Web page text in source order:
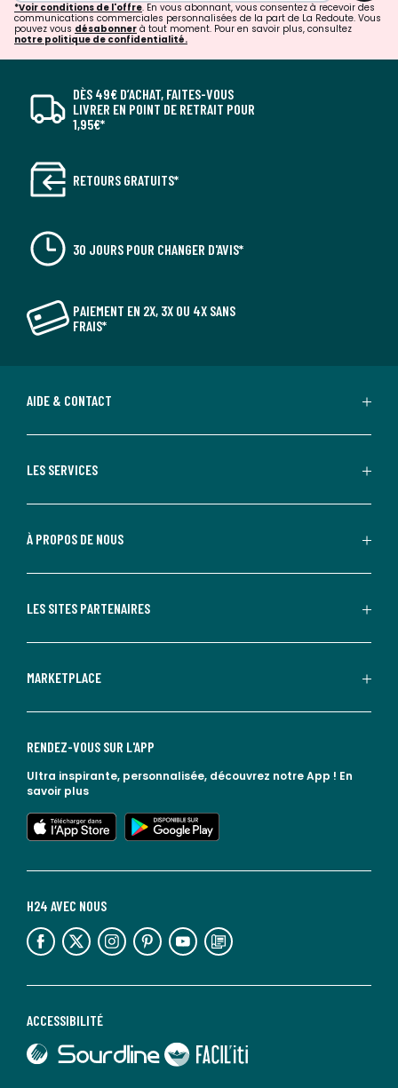
*Voir conditions de l'offre. En vous abonnant, vous consentez à recevoir des
communications commerciales personnalisées de la part de La Redoute. Vous
pouvez vous désabonner à tout moment. Pour en savoir plus, consultez
notre politique de confidentialité.
DÈS 49€ D’ACHAT, FAITES-VOUS
LIVRER EN POINT DE RETRAIT POUR
1,95€*
RETOURS GRATUITS*
30 JOURS POUR CHANGER D'AVIS*
PAIEMENT EN 2X, 3X OU 4X SANS
FRAIS*
AIDE & CONTACT
LES SERVICES
À PROPOS DE NOUS
LES SITES PARTENAIRES
MARKETPLACE
ACCESSIBILITÉ
lien vers Sourdline
lien vers Faciliti
H24 AVEC NOUS
lien vers l'espace réseaux sociaux lien vers l'espace réseaux sociaux lien vers l'espace réseaux sociaux lien vers l'espace réseaux sociaux lien vers l'espace réseaux sociaux lien vers le blog la redoute
RENDEZ-VOUS SUR L'APP
Ultra inspirante, personnalisée, découvrez notre App ! En
savoir plus
lien vers l'app store
lien vers google play